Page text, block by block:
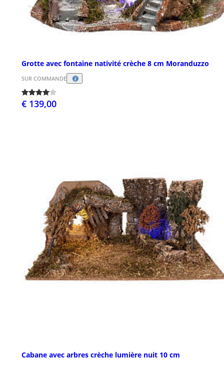
Grotte avec fontaine nativité crèche 8 cm Moranduzzo
SUR COMMANDE
€ 139,00
Cabane avec arbres crèche lumière nuit 10 cm